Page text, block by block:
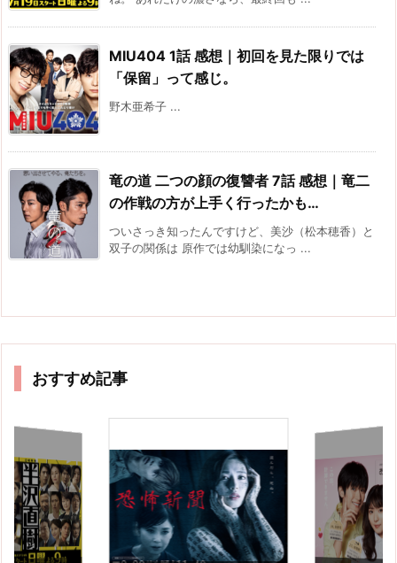
MIU404 1話 感想｜初回を見た限りでは
「保留」って感じ。
野木亜希子 ...
竜の道 二つの顔の復讐者 7話 感想｜竜二
の作戦の方が上手く行ったかも…
ついさっき知ったんですけど、美沙（松本穂香）と
双子の関係は 原作では幼馴染になっ ...
おすすめ記事